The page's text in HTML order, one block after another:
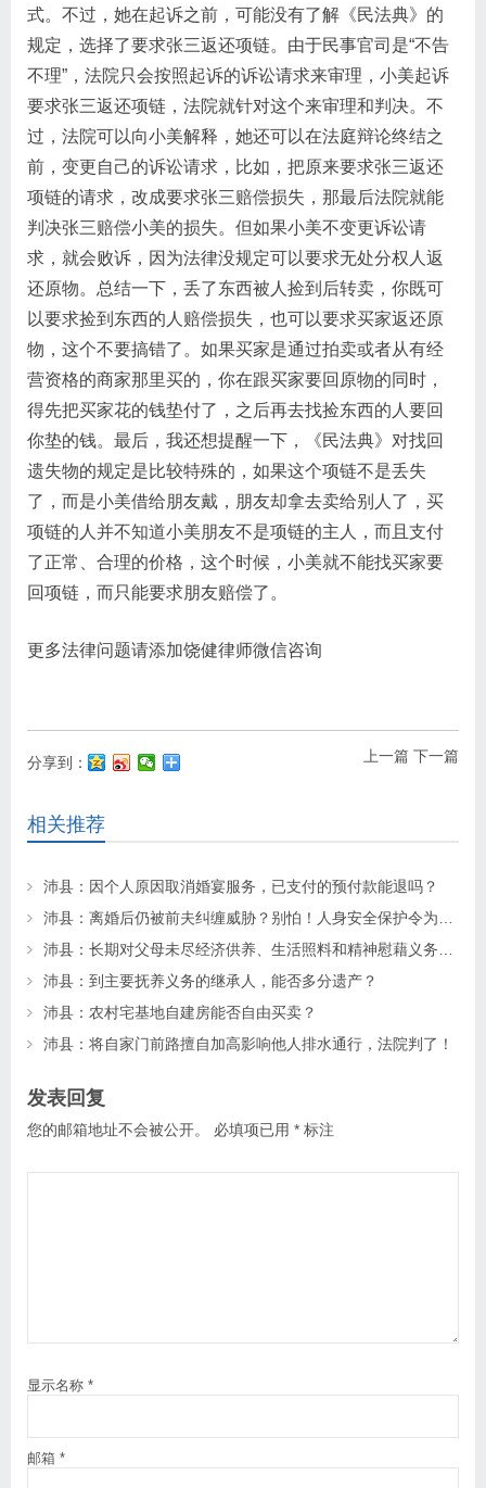
式。不过，她在起诉之前，可能没有了解《民法典》的
规定，选择了要求张三返还项链。由于民事官司是“不告
不理”​，法院只会按照起诉的诉讼请求来审理，小美起诉
要求张三返还项链，法院就针对这个来审理和判决。不
过，法院可以向小美解释，她还可以在法庭辩论终结之
前，变更自己的诉讼请求，比如，把原来要求张三返还
项链的请求，改成要求张三赔偿损失，那最后法院就能
判决张三赔偿小美的损失。但如果小美不变更诉讼请
求，就会败诉，因为法律没规定可以要求无处分权人返
还原物。总结一下，丢了东西被人捡到后转卖，你既可
以要求捡到东西的人赔偿损失，也可以要求买家返还原
物，这个不要搞错了。如果买家是通过拍卖或者从有经
营资格的商家那里买的，你在跟买家要回原物的同时，
得先把买家花的钱垫付了，之后再去找捡东西的人要回
你垫的钱。最后，我还想提醒一下，​《民法典》对找回
遗失物的规定是比较特殊的，如果这个项链不是丢失
了，而是小美借给朋友戴，朋友却拿去卖给别人了，买
项链的人并不知道小美朋友不是项链的主人，而且支付
了正常、合理的价格，这个时候，小美就不能找买家要
回项链，而只能要求朋友赔偿了。
更多法律问题请添加饶健律师微信咨询
上一篇 下一篇
分享到：
相关推荐
沛县：因个人原因取消婚宴服务，已支付的预付款能退吗？
沛县：到主要抚养义务的继承人，能否多分遗产？
沛县：农村宅基地自建房能否自由买卖？
沛县：将自家门前路擅自加高影响他人排水通行，法院判了！
发表回复
您的邮箱地址不会被公开。 必填项已用 * 标注
显示名称 *
邮箱 *